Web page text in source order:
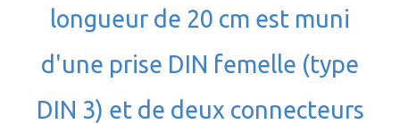
longueur de 20 cm est muni
d'une prise DIN femelle (type
DIN 3) et de deux connecteurs